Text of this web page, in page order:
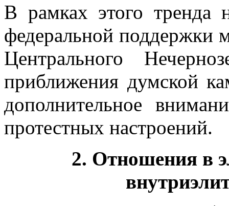
В рамках этого тренда
федеральной поддержки
Центрального
приближения думской
дополнительное
протестных настроений.
2. Отношения в